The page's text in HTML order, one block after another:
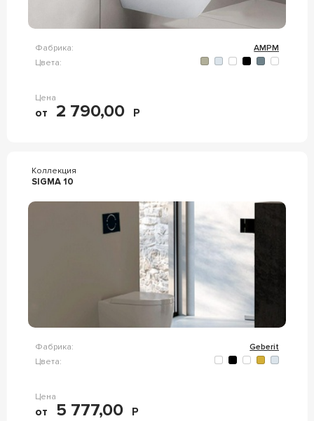
Фабрика:
AMPM
Цвета:
Цена
от 2 790,00 Р
Коллекция
SIGMA 10
Фабрика:
Geberit
Цвета:
Цена
от 5 777,00 Р